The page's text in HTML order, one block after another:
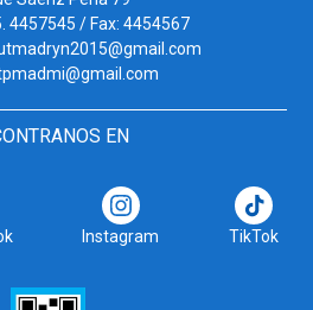
4457545 / Fax: 4454567
EN
Instagram TikTok